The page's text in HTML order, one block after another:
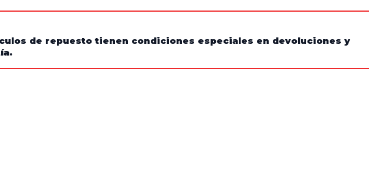
de repuesto tienen condiciones especiales en devoluciones y